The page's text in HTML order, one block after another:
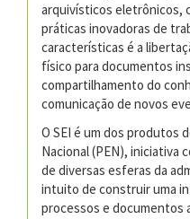
arquivísticos eletrônicos,
práticas inovadoras de
características é a
físico para documentos
compartilhamento do
comunicação de novos
O SEI é um dos produtos
Nacional (PEN), iniciativa
de diversas esferas da
intuito de construir uma
processos e documentos